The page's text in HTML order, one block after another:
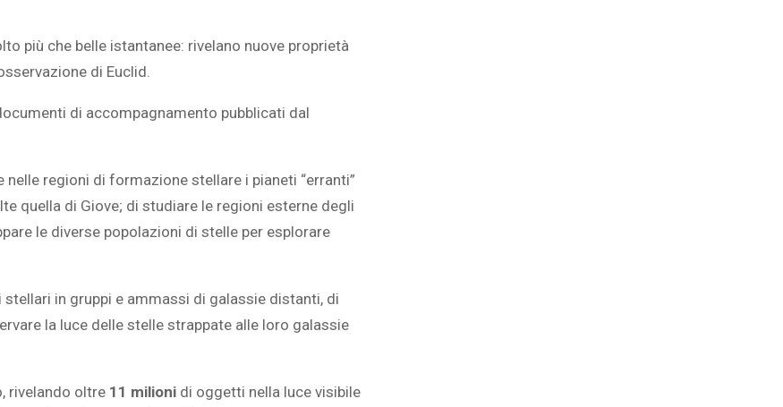
più che belle istantanee: rivelano nuove proprietà
di Euclid.
di accompagnamento pubblicati dal
regioni di formazione stellare i pianeti “erranti”
quella di Giove; di studiare le regioni esterne degli
le diverse popolazioni di stelle per esplorare
in gruppi e ammassi di galassie distanti, di
la luce delle stelle strappate alle loro galassie
rivelando oltre 11 milioni di oggetti nella luce visibile